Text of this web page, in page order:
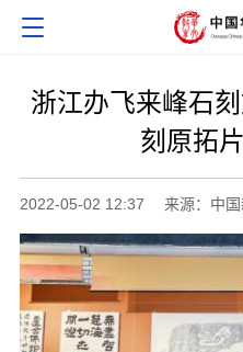
浙江办飞来峰石
刻原拓
2022-05-02 12:37 来源：中国